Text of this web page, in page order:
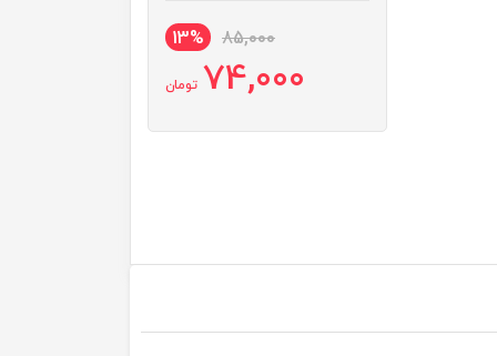
85,000
13%
74,000 تومان